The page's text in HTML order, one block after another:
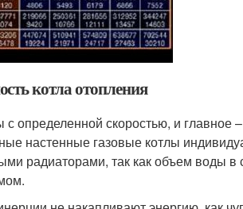
котла отопления
определенной скоростью, и главное
настенные газовые котлы
радиаторами, так как объем воды в